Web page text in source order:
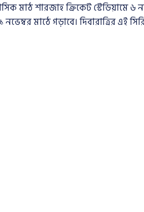
মাঠ শারজাহ ক্রিকেট স্টেডিয়ামে ৬
মাঠে গড়াবে। দিবারাত্রির এই